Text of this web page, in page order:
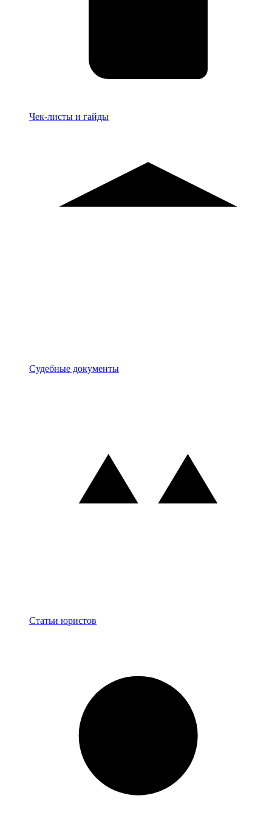
Материалы
Чек-листы и гайды
Документы
Судебные документы
Блог
Статьи юристов